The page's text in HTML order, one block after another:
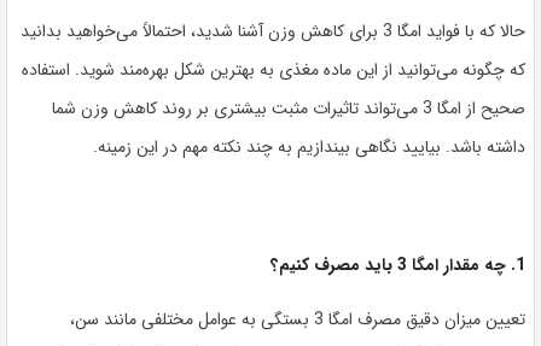
حالا که با فواید امگا 3 برای کاهش وزن آشنا شدید، احتمالاً می‌خواهید بدانید
که چگونه می‌توانید از این ماده مغذی به بهترین شکل بهره‌مند شوید. استفاده
صحیح از امگا 3 می‌تواند تاثیرات مثبت بیشتری بر روند کاهش وزن شما
داشته باشد. بیایید نگاهی بیندازیم به چند نکته مهم در این زمینه.
1. چه مقدار امگا 3 باید مصرف کنیم؟
تعیین میزان دقیق مصرف امگا 3 بستگی به عوامل مختلفی مانند سن،